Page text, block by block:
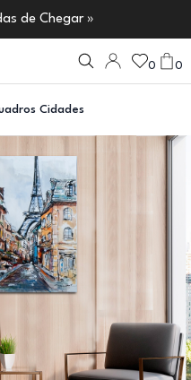
de Chegar »
0 0
Cidades